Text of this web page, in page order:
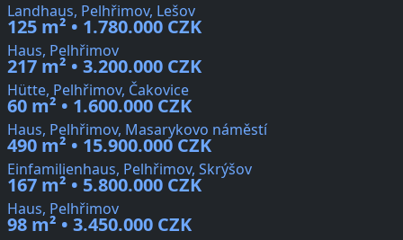
Landhaus, Pelhřimov, Lešov
125 m² • 1.780.000 CZK
Haus, Pelhřimov
217 m² • 3.200.000 CZK
Hütte, Pelhřimov, Čakovice
60 m² • 1.600.000 CZK
Haus, Pelhřimov, Masarykovo náměstí
490 m² • 15.900.000 CZK
Einfamilienhaus, Pelhřimov, Skrýšov
167 m² • 5.800.000 CZK
Haus, Pelhřimov
98 m² • 3.450.000 CZK